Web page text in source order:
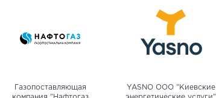
Газопоставляющая
YASNO OOO "Киевские